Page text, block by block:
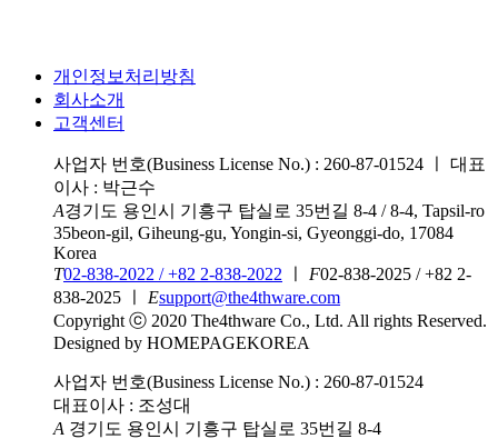
개인정보처리방침
회사소개
고객센터
사업자 번호(Business License No.) : 260-87-01524
대표
이사 : 박근수
A경기도 용인시 기흥구 탑실로 35번길 8-4 / 8-4, Tapsil-ro
35beon-gil, Giheung-gu, Yongin-si, Gyeonggi-do, 17084
Korea
T02-838-2022 / +82 2-838-2022 F02-838-2025 / +82 2-
838-2025
Esupport@the4thware.com
Copyright ⓒ 2020 The4thware Co., Ltd. All rights Reserved.
Designed by HOMEPAGEKOREA
사업자 번호(Business License No.) : 260-87-01524
대표이사 : 조성대
A 경기도 용인시 기흥구 탑실로 35번길 8-4